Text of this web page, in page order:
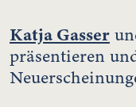
Katja Gasser
präsentieren